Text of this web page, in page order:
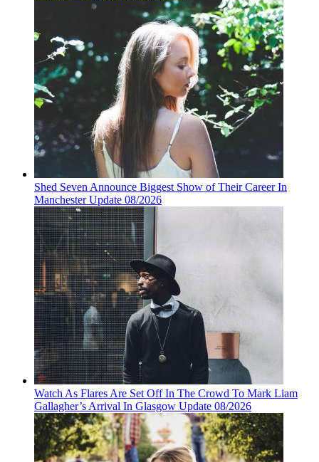
Shed Seven Announce Biggest Show of Their Career In
Manchester Update 08/2026
Watch As Flares Are Set Off In The Crowd To Mark Liam
Gallagher’s Arrival In Glasgow Update 08/2026